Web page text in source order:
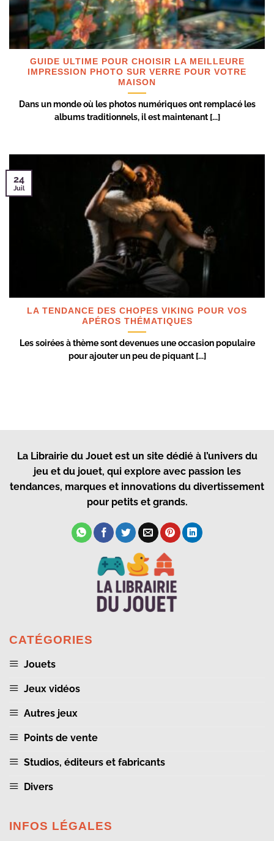
GUIDE ULTIME POUR CHOISIR LA MEILLEURE
IMPRESSION PHOTO SUR VERRE POUR VOTRE
MAISON
Dans un monde où les photos numériques ont remplacé les
albums traditionnels, il est maintenant [...]
LA TENDANCE DES CHOPES VIKING POUR VOS
APÉROS THÉMATIQUES
Les soirées à thème sont devenues une occasion populaire
pour ajouter un peu de piquant [...]
24
Juil
La Librairie du Jouetest un site dédié à l’univers du
jeu et du jouet, qui explore avec passion les
tendances, marques et innovations du divertissement
pour petits et grands.
CATÉGORIES
Jouets
Jeux vidéos
Autres jeux
Points de vente
Studios, éditeurs et fabricants
Divers
INFOS LÉGALES